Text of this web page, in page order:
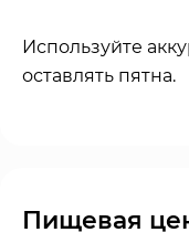
Используйте
оставлять пятна.
Пищевая